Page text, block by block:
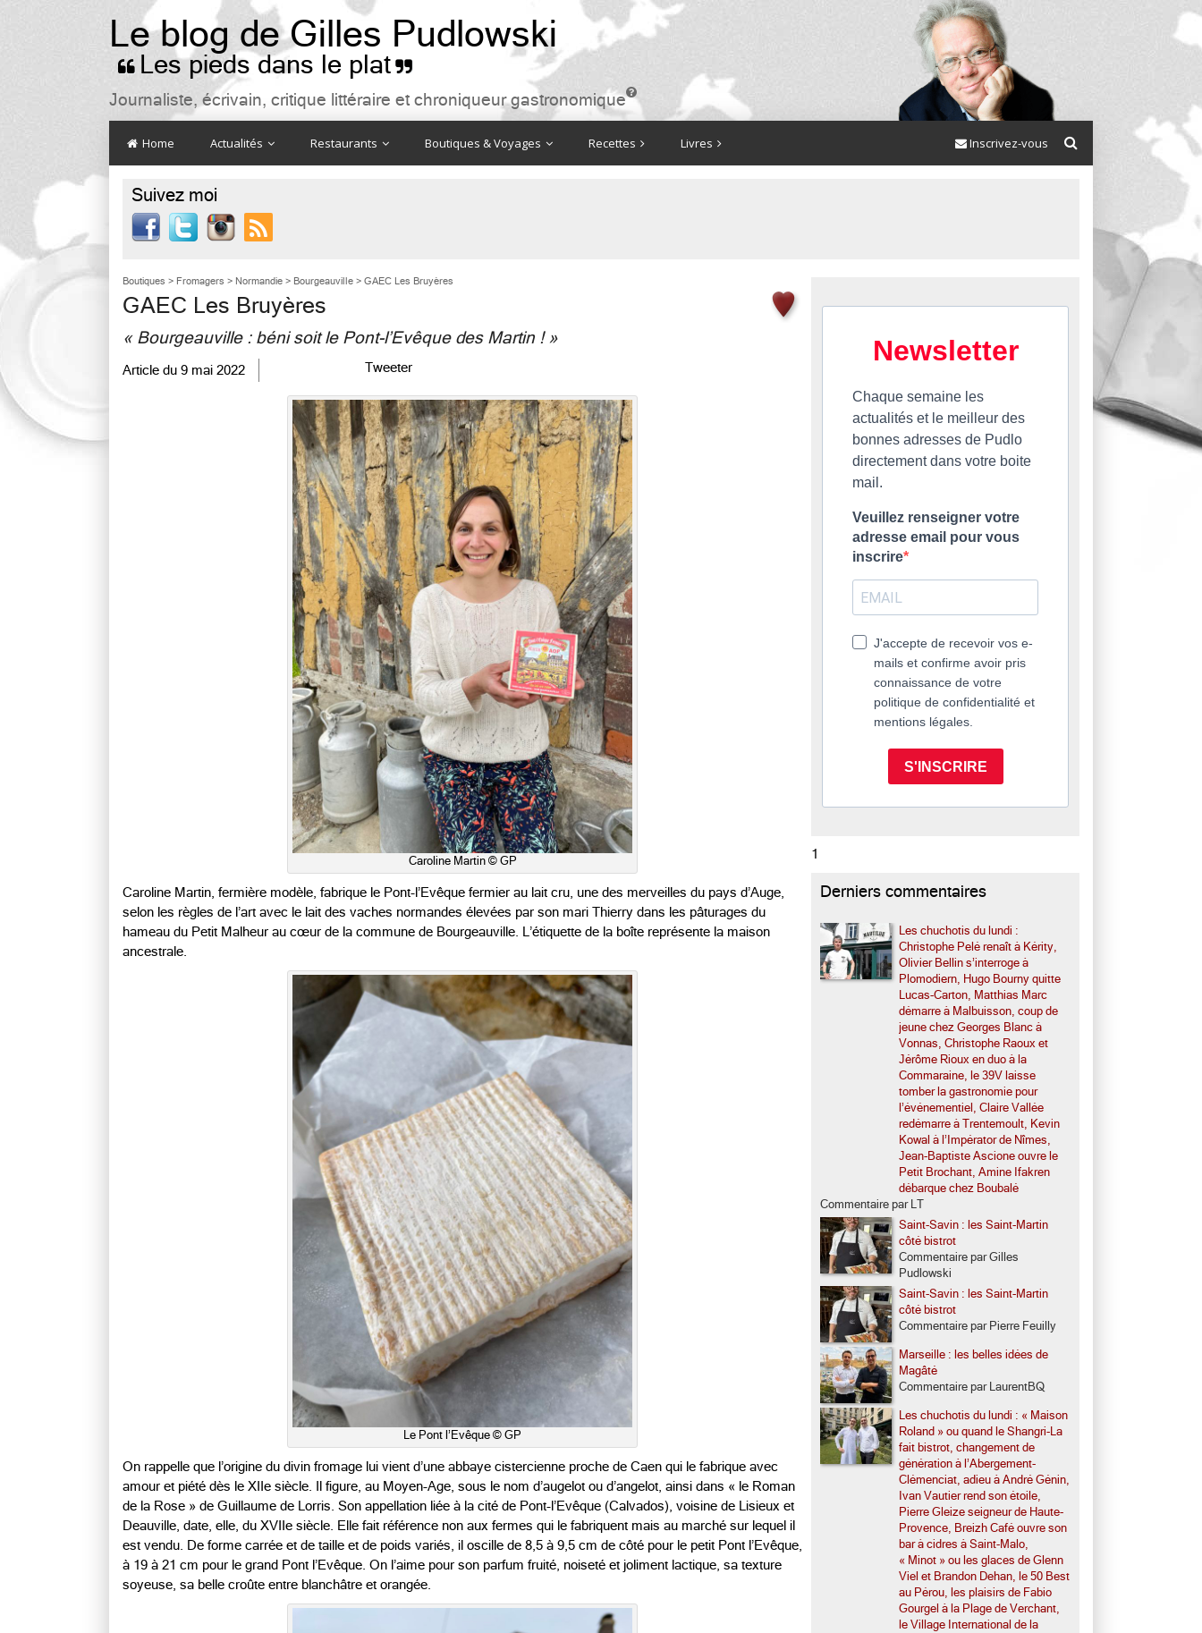
Le blog de Gilles Pudlowski
 Les pieds dans le plat 
Journaliste, écrivain, critique littéraire et chroniqueur gastronomique

Home Actualités Restaurants Boutiques & Voyages Recettes Livres Inscrivez-vous
Suivez moi

Boutiques > Fromagers > Normandie > Bourgeauville > GAEC Les Bruyères
GAEC Les Bruyères
« Bourgeauville : béni soit le Pont-l’Evêque des Martin ! »
Article du 9 mai 2022 Tweeter
Caroline Martin © GP
Caroline Martin, fermière modèle, fabrique le Pont-l’Evêque fermier au lait cru, une des merveilles du pays d’Auge,
selon les règles de l’art avec le lait des vaches normandes élevées par son mari Thierry dans les pâturages du
hameau du Petit Malheur au cœur de la commune de Bourgeauville. L’étiquette de la boîte représente la maison
ancestrale.
Le Pont l’Evêque © GP
On rappelle que l’origine du divin fromage lui vient d’une abbaye cistercienne proche de Caen qui le fabrique avec
amour et piété dès le XIIe siècle. Il figure, au Moyen-Age, sous le nom d’augelot ou d’angelot, ainsi dans « le Roman
de la Rose » de Guillaume de Lorris. Son appellation liée à la cité de Pont-l’Evêque (Calvados), voisine de Lisieux et
Deauville, date, elle, du XVIIe siècle. Elle fait référence non aux fermes qui le fabriquent mais au marché sur lequel il
est vendu. De forme carrée et de taille et de poids variés, il oscille de 8,5 à 9,5 cm de côté pour le petit Pont l’Evêque,
à 19 à 21 cm pour le grand Pont l’Evêque. On l’aime pour son parfum fruité, noiseté et joliment lactique, sa texture
soyeuse, sa belle croûte entre blanchâtre et orangée.
Newsletter
Chaque semaine les
actualités et le meilleur des
bonnes adresses de Pudlo
directement dans votre boite
mail.
Veuillez renseigner votre
adresse email pour vous
inscrire
J'accepte de recevoir vos e-
mails et confirme avoir pris
connaissance de votre
politique de confidentialité et
mentions légales.
S'INSCRIRE
1
Derniers commentaires
Les chuchotis du lundi :
Christophe Pelé renaît à Kérity,
Olivier Bellin s’interroge à
Plomodiern, Hugo Bourny quitte
Lucas-Carton, Matthias Marc
démarre à Malbuisson, coup de
jeune chez Georges Blanc à
Vonnas, Christophe Raoux et
Jérôme Rioux en duo à la
Commaraine, le 39V laisse
tomber la gastronomie pour
l’événementiel, Claire Vallée
redémarre à Trentemoult, Kevin
Kowal à l’Impérator de Nîmes,
Jean-Baptiste Ascione ouvre le
Petit Brochant, Amine Ifakren
débarque chez Boubalé
Commentaire par LT
Saint-Savin : les Saint-Martin
côté bistrot
Commentaire par Gilles
Pudlowski
Saint-Savin : les Saint-Martin
côté bistrot
Commentaire par Pierre Feuilly
Marseille : les belles idées de
Magâté
Commentaire par LaurentBQ
Les chuchotis du lundi : « Maison
Roland » ou quand le Shangri-La
fait bistrot, changement de
génération à l’Abergement-
Clémenciat, adieu à André Génin,
Ivan Vautier rend son étoile,
Pierre Gleize seigneur de Haute-
Provence, Breizh Café ouvre son
bar à cidres à Saint-Malo,
« Minot » ou les glaces de Glenn
Viel et Brandon Dehan, le 50 Best
au Pérou, les plaisirs de Fabio
Gourgel à la Plage de Verchant,
le Village International de la